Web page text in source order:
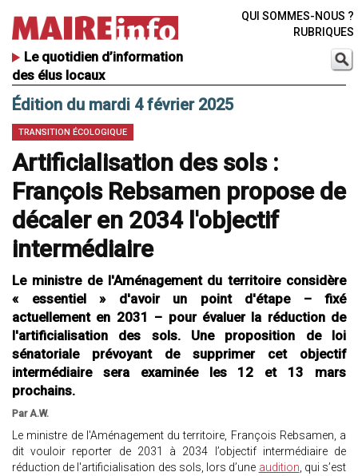
Le quotidien d’information
des élus locaux
QUI SOMMES-NOUS ?
RUBRIQUES
Édition du mardi 4 février 2025
TRANSITION ÉCOLOGIQUE
Artificialisation des sols :
François Rebsamen propose de
décaler en 2034 l'objectif
intermédiaire
Le ministre de l'Aménagement du territoire considère
« essentiel » d'avoir un point d'étape – fixé
actuellement en 2031 – pour évaluer la réduction de
l'artificialisation des sols. Une proposition de loi
sénatoriale prévoyant de supprimer cet objectif
intermédiaire sera examinée les 12 et 13 mars
prochains.
Par A.W.
Le ministre de l'Aménagement du territoire, François Rebsamen, a
dit vouloir reporter de 2031 à 2034 l’objectif intermédiaire de
réduction de l'artificialisation des sols, lors d’une audition, qui s’est